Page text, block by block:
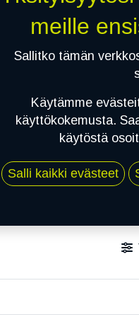
meille
Sallitko tämän
Käytämme
käyttökokemusta.
käytöstä
Salli kaikki evästeet